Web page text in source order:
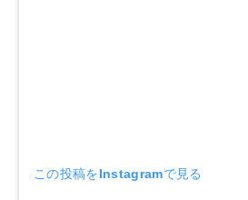
この投稿をInstagramで見る